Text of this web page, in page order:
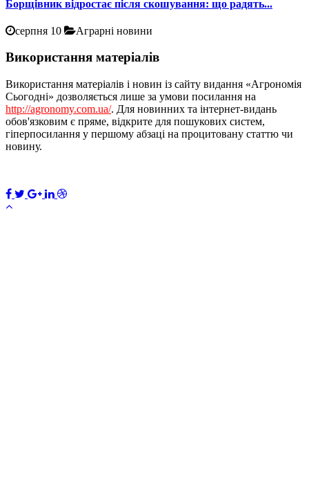
Борщівник відростає після скошування: що радять...
серпня 10 Аграрні новини
Використання матеріалів
Використання матеріалів і новин із сайту видання «Агрономія
Сьогодні» дозволяється лише за умови посилання на
http://agronomy.com.ua/. Для новинних та інтернет-видань
обов'язковим є пряме, відкрите для пошукових систем,
гіперпосилання у першому абзаці на процитовану статтю чи
новину.